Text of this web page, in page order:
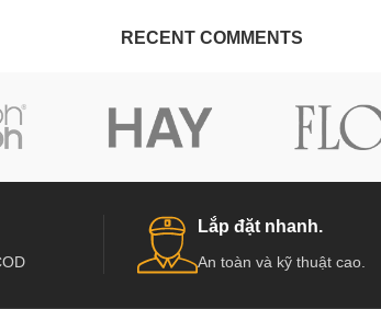
RECENT COMMENTS
Lắp đặt nhanh.
An toàn và kỹ thuật cao.